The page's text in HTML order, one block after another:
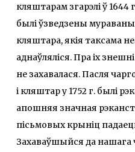
кляштарам згарэлі ў 1644
былі ўзведзены
кляштара, якія таксама
аднаўляліся. Пра іх
не захавалася. Пасля
і кляштар у 1752 г. былі
апошняя значная
пісьмовых крыніц
Захаваўшыйся да нашага